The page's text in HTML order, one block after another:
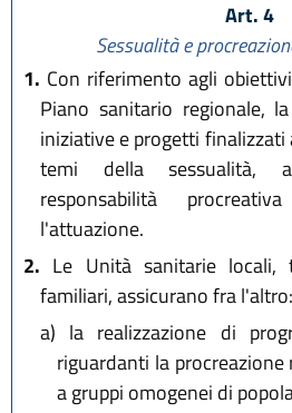
Art. 4
Sessualità e
1. Con riferimento agli
Piano sanitario regionale,
iniziative e progetti
temi della sessualità,
responsabilità
l'attuazione.
2. Le Unità sanitarie locali,
familiari, assicurano fra l'altro:
a) la realizzazione di
riguardanti la
a gruppi omogenei di